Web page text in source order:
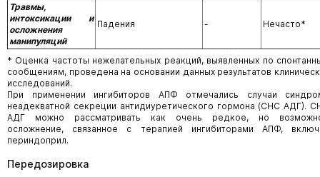
Травмы,
интоксикации и
осложнения
манипуляций
Падения - Нечасто*
* Оценка частоты нежелательных реакций, выявленных по
сообщениям, проведена на основании данных результатов
исследований.
При применении ингибиторов АПФ отмечались случаи
неадекватной секреции антидиуретического гормона (СНС АДГ).
АДГ можно рассматривать как очень редкое, но
осложнение, связанное с терапией ингибиторами АПФ,
периндоприл.
Передозировка